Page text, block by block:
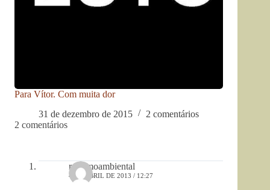
Para Vítor. Com muita dor
31 de dezembro de 2015
2 comentários
2 comentários
racismoambiental
4 DE ABRIL DE 2013 / 12:27